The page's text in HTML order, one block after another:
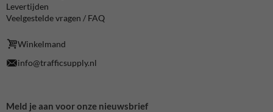
Levertijden
Veelgestelde vragen / FAQ
Winkelmand
info@trafficsupply.nl
Meld je aan voor onze nieuwsbrief